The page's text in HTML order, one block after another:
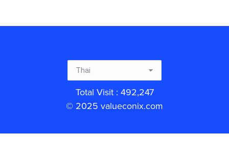
Total Visit : 492,247
© 2025 valueconix.com